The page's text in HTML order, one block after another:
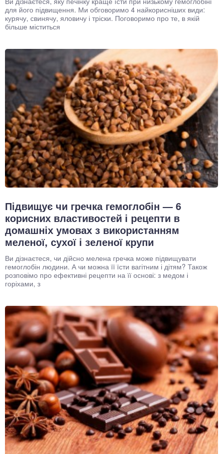
для його підвищення. Ми обговоримо 4 найкорисніших види:
курячу, свинячу, яловичу і тріски. Поговоримо про те, в якій
більше міститься
Підвищує чи гречка гемоглобін — 6
корисних властивостей і рецепти в
домашніх умовах з використанням
меленої, сухої і зеленої крупи
Ви дізнаєтеся, чи дійсно мелена гречка може підвищувати
гемоглобін людини. А чи можна її їсти вагітним і дітям? Також
розповімо про ефективні рецепти на її основі: з медом і
горіхами, з